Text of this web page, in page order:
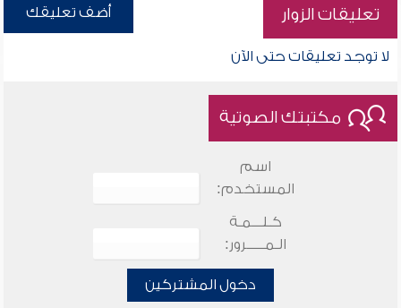
تعليقات الزوار أضف تعليقك
لا توجد تعليقات حتى الآن
مكتبتك الصوتية
اسم
المستخدم:
كـلـــمـة
الـمـــــرور:
دخول المشتركين